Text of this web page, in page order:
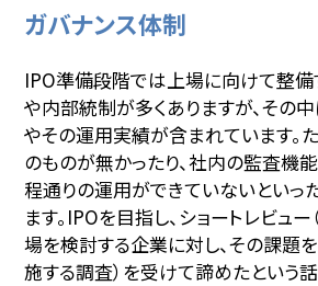
ガバナンス体制
IPO準備段階では上場に向けて整備
や内部統制が多くありますが、その
やその運用実績が含まれています。
のものが無かったり、社内の監査機
程通りの運用ができていないといっ
ます。IPOを目指し、ショートレビュ
場を検討する企業に対し、その課題
施する調査）を受けて諦めたという話